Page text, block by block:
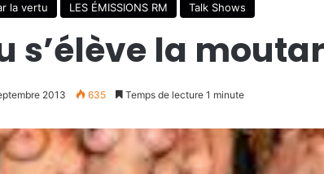
la vertu LES ÉMISSIONS RM Talk Shows
s’élève la
2013 635 Temps de lecture 1 minute